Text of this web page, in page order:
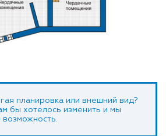
планировка или внешний вид?
бы хотелось изменить и мы
возможность.